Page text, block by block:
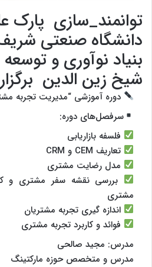
توانمند_سازی پارک
دانشگاه صنعتی
بنیاد نوآوری و
شیخ زین الدین
دوره آموزشی “مدیریت تجربه
سرفصل‌های دوره:
فلسفه بازاریابی
تعاریف CEM و CRM
مدل رضایت مشتری
بررسی نقشه سفر مشتری و
مشتری
اندازه گیری تجربه مشتریان
فوائد و کاربرد تجربه مشتری
مدرس: مجید صالحی
مدرس و متخصص حوزه مارکتینگ